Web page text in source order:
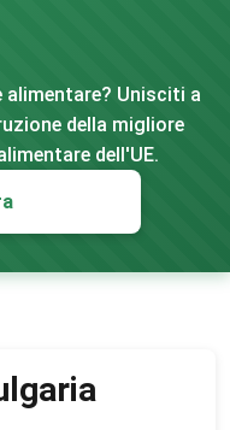
Unisciti a
della migliore
dell'UE.